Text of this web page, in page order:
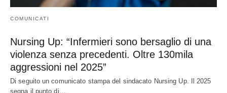
COMUNICATI
Nursing Up: “Infermieri sono bersaglio di una
violenza senza precedenti. Oltre 130mila
aggressioni nel 2025”
Di seguito un comunicato stampa del sindacato Nursing Up. Il 2025
segna il punto di…